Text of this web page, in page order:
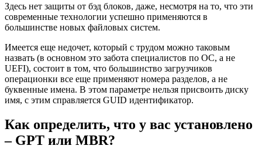
Здесь нет защиты от бэд блоков, даже, несмотря на то, что эти
современные технологии успешно применяются в
большинстве новых файловых систем.
Имеется еще недочет, который с трудом можно таковым
назвать (в основном это забота специалистов по ОС, а не
UEFI), состоит в том, что большинство загрузчиков
операционки все еще применяют номера разделов, а не
буквенные имена. В этом параметре нельзя присвоить диску
имя, с этим справляется GUID идентификатор.
Как определить, что у вас установлено
– GPT или MBR?